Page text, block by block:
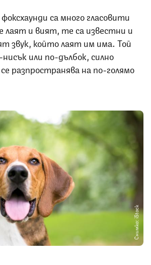
са много гласовити
лаят и вият, те са известни и
звук, който лаят им има. Той
или по-дълбок, силно
разпространява на по-голямо
Снимка: iStock